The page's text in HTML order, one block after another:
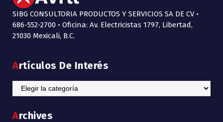
SIBG CONSULTORIA PRODUCTOS Y SERVICIOS SA DE CV •
686-552-2700 • Oficina: Av. Electricistas 1797, Libertad,
21030 Mexicali, B.C.
Artículos De Interés
Artículos
de
Archives